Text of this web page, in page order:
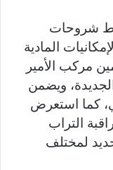
شروحات
المادية
مركب الأمير
ويضمن
كما استعرض
التراب
لمختلف